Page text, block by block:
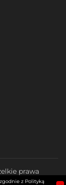
prawa
z Polityką